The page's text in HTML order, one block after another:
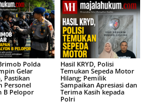
Polda
Gelar
Pastikan
Personel
B Pelopor
Hasil KRYD, Polisi
Temukan Sepeda Motor
Hilang; Pemilik
Sampaikan Apresiasi dan
Terima Kasih kepada
Polri